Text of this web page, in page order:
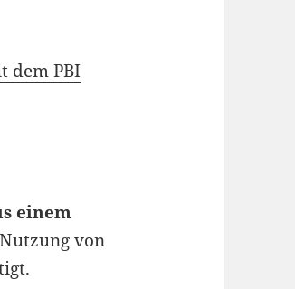
dem PBI
einem
von